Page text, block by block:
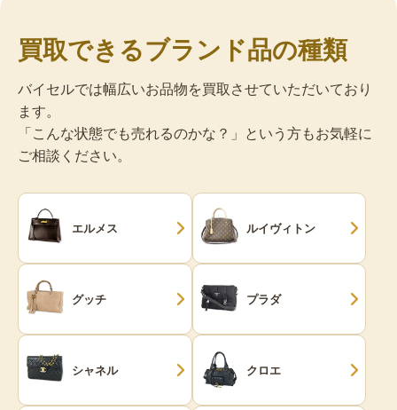
買取できるブランド品の種類
バイセルでは幅広いお品物を買取させていただいており
ます。
「こんな状態でも売れるのかな？」という方もお気軽に
ご相談ください。
エルメス ルイヴィトン
グッチ プラダ
シャネル クロエ